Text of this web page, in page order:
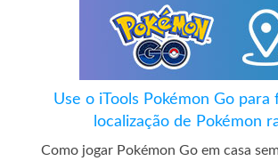
Use o iTools Pokémon Go para
localização de Pokémon
Como jogar Pokémon Go em casa